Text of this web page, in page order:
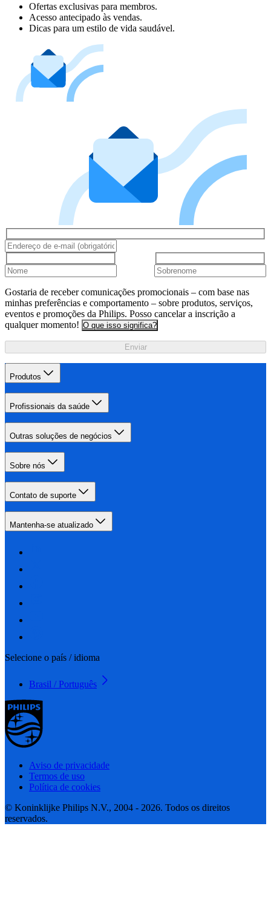
Ofertas exclusivas para membros.
Acesso antecipado às vendas.
Dicas para um estilo de vida saudável.
Gostaria de receber comunicações promocionais – com base nas
minhas preferências e comportamento – sobre produtos, serviços,
eventos e promoções da Philips. Posso cancelar a inscrição a
qualquer momento! O que isso significa?
Enviar
Produtos
Profissionais da saúde
Outras soluções de negócios
Sobre nós
Contato de suporte
Mantenha-se atualizado
Selecione o país / idioma
Brasil / Português
Aviso de privacidade
Termos de uso
Política de cookies
© Koninklijke Philips N.V., 2004 - 2026. Todos os direitos
reservados.